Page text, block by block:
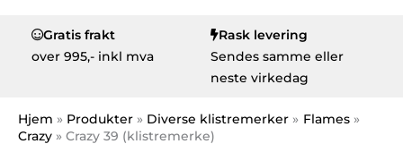
Gratis frakt
over 995,- inkl mva
Rask levering
Sendes samme eller
neste virkedag
Hjem Produkter Diverse klistremerker
Flames
Crazy
Crazy 39 (klistremerke)